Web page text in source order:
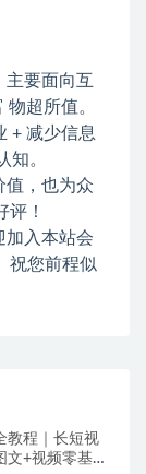
要面向互
超所值。
+ 减少信息
知。
值，也为众
评！
加入本站会
祝您前程似
教程｜长短视
文+视频零基